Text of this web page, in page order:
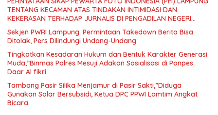
TENTANG KECAMAN ATAS TINDAKAN INTIMIDASI DAN
KEKERASAN TERHADAP JURNALIS DI PENGADILAN NEGERI
TANJUNG KARANG.
Sekjen PWRI Lampung: Permintaan Takedown Berita Bisa
Ditolak, Pers Dilindungi Undang-Undang
Tingkatkan Kesadaran Hukum dan Bentuk Karakter Generasi
Muda,”Binmas Polres Mesuji Adakan Sosialisasi di Ponpes
Daar Al fikri
Tambang Pasir Silika Menjamur di Pasir Sakti,”Diduga
Gunakan Solar Bersubsidi, Ketua DPC PPWI Lamtim Angkat
Bicara.